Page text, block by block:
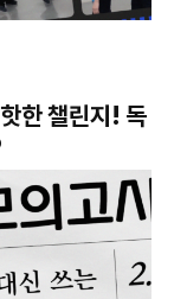
한 챌린지! 독